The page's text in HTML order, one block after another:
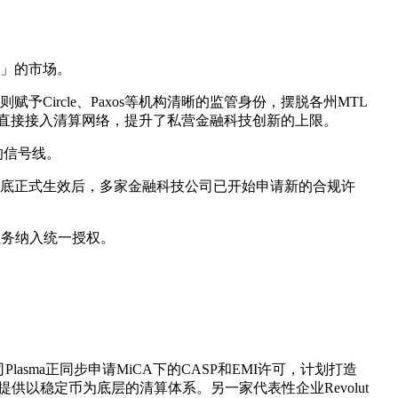
的市场。
赋予Circle、Paxos等机构清晰的监管身份，摆脱各州MTL
接入清算网络，提升了私营金融科技创新的上限。
号线。
正式生效后，多家金融科技公司已开始申请新的合规许
纳入统一授权。
正同步申请MiCA下的CASP和EMI许可，计划打造
以稳定币为底层的清算体系。另一家代表性企业Revolut